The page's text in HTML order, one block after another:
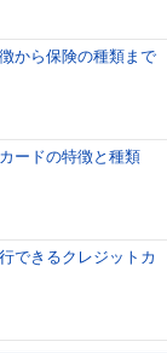
から保険の種類まで
ードの特徴と種類
できるクレジットカ